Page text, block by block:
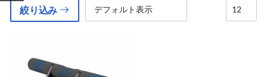
絞り込み